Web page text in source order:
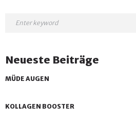
Neueste Beiträge
MÜDE AUGEN
KOLLAGEN BOOSTER